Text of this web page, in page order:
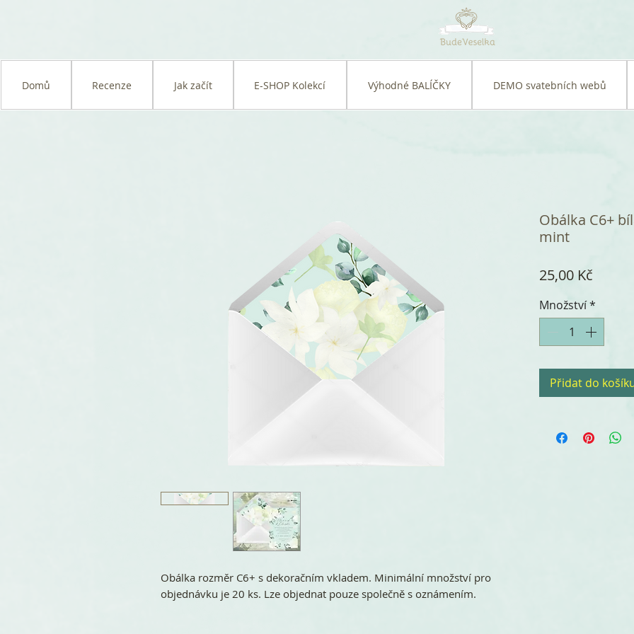
Domů Recenze Jak začít E-SHOP Kolekcí Výhodné BALÍČKY DEMO svatebních webů
Obálka rozměr C6+ s dekoračním vkladem. Minimální množství pro
objednávku je 20 ks. Lze objednat pouze společně s oznámením.
Obálka C6+
mint
25,00 Kč
Množství*
Přidat do